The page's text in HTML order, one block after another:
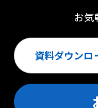
お気
資料ダウンロ